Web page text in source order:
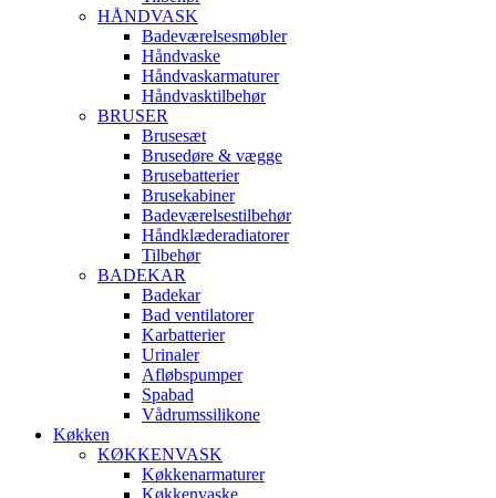
HÅNDVASK
Badeværelsesmøbler
Håndvaske
Håndvaskarmaturer
Håndvasktilbehør
BRUSER
Brusesæt
Brusedøre & vægge
Brusebatterier
Brusekabiner
Badeværelsestilbehør
Håndklæderadiatorer
Tilbehør
BADEKAR
Badekar
Bad ventilatorer
Karbatterier
Urinaler
Afløbspumper
Spabad
Vådrumssilikone
Køkken
KØKKENVASK
Køkkenarmaturer
Køkkenvaske